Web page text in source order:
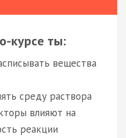
курсе ты:
вещества
среду раствора
влияют на
реакции